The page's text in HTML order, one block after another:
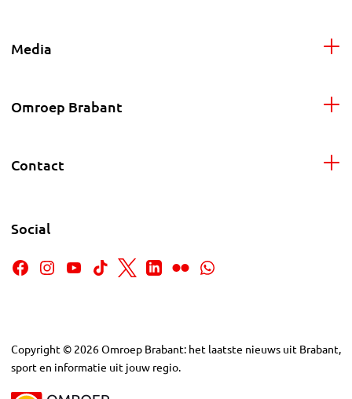
Media
Omroep Brabant
Contact
Social
Copyright © 2026Omroep Brabant: het laatste nieuws uit Brabant,
sport en informatie uit jouw regio.